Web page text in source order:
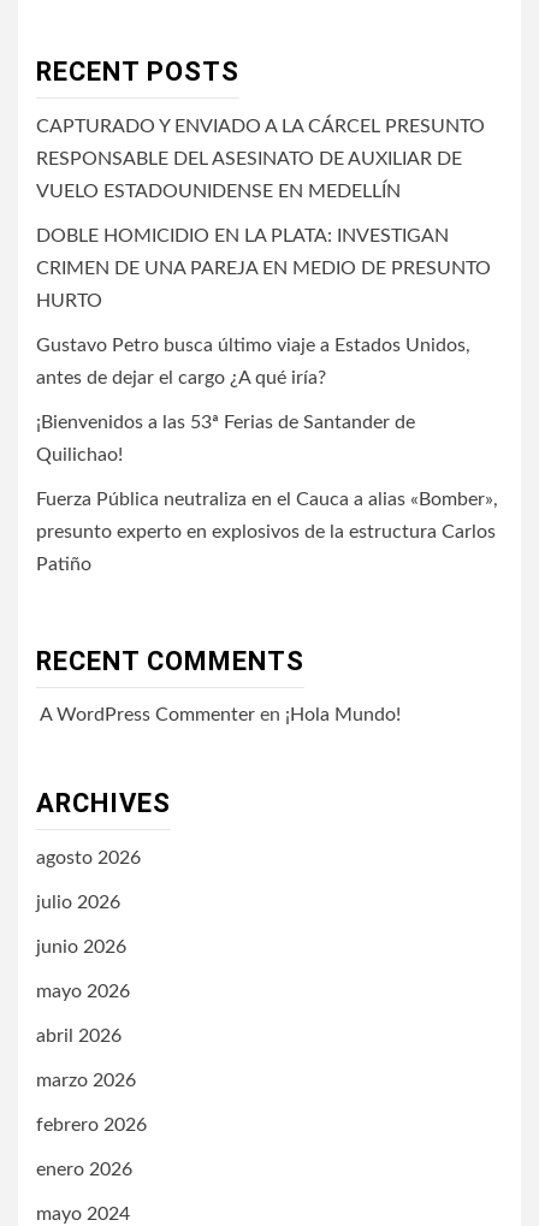
RECENT POSTS
CAPTURADO Y ENVIADO A LA CÁRCEL PRESUNTO
RESPONSABLE DEL ASESINATO DE AUXILIAR DE
VUELO ESTADOUNIDENSE EN MEDELLÍN
DOBLE HOMICIDIO EN LA PLATA: INVESTIGAN
CRIMEN DE UNA PAREJA EN MEDIO DE PRESUNTO
HURTO
Gustavo Petro busca último viaje a Estados Unidos,
antes de dejar el cargo ¿A qué iría?
¡Bienvenidos a las 53ª Ferias de Santander de
Quilichao!
Fuerza Pública neutraliza en el Cauca a alias «Bomber»,
presunto experto en explosivos de la estructura Carlos
Patiño
RECENT COMMENTS
A WordPress Commenter en ¡Hola Mundo!
ARCHIVES
agosto 2026
julio 2026
junio 2026
mayo 2026
abril 2026
marzo 2026
febrero 2026
enero 2026
mayo 2024